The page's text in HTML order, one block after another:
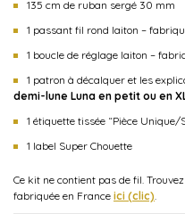
135 cm de ruban sergé 30 mm
1 passant fil rond laiton –
1 boucle de réglage laiton –
1 patron à décalquer et les
demi-lune Luna en petit ou en
1 étiquette tissée “Pièce Unique/
1 label Super Chouette
Ce kit ne contient pas de fil.
fabriquée en France ici (clic)